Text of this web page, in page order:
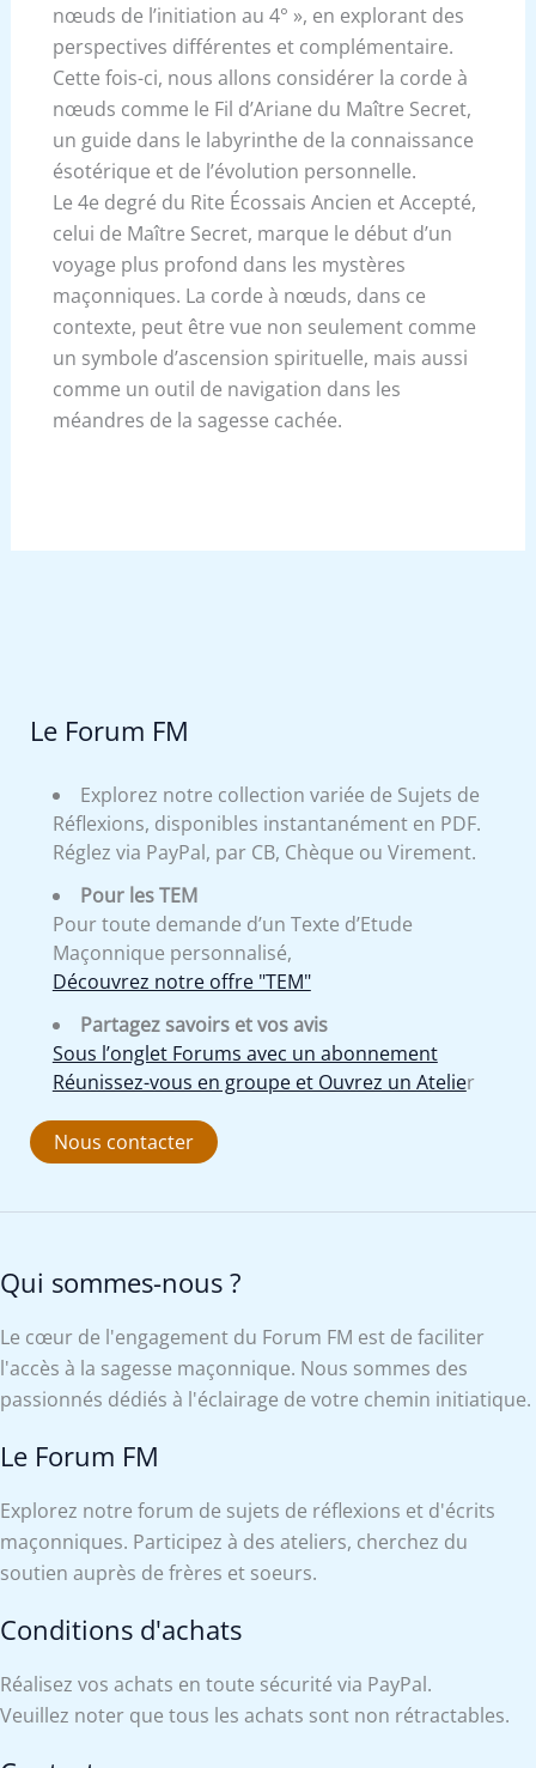
nœuds de l’initiation au 4° », en explorant des
perspectives différentes et complémentaire.
Cette fois-ci, nous allons considérer la corde à
nœuds comme le Fil d’Ariane du Maître Secret,
un guide dans le labyrinthe de la connaissance
ésotérique et de l’évolution personnelle.
Le 4e degré du Rite Écossais Ancien et Accepté,
celui de Maître Secret, marque le début d’un
voyage plus profond dans les mystères
maçonniques. La corde à nœuds, dans ce
contexte, peut être vue non seulement comme
un symbole d’ascension spirituelle, mais aussi
comme un outil de navigation dans les
méandres de la sagesse cachée.
Le Forum FM
Explorez notre collection variée de Sujets de
Réflexions, disponibles instantanément en PDF.
Réglez via PayPal, par CB, Chèque ou Virement.
Pour les TEM
Pour toute demande d’un Texte d’Etude
Maçonnique personnalisé,
Découvrez notre offre "TEM"
Partagez savoirs et vos avis
Sous l’onglet Forums avec un abonnement
Réunissez-vous en groupe et Ouvrez un Atelier
Nous contacter
Qui sommes-nous ?
Le cœur de l'engagement du Forum FM est de faciliter
l'accès à la sagesse maçonnique. Nous sommes des
passionnés dédiés à l'éclairage de votre chemin initiatique.
Le Forum FM
Explorez notre forum de sujets de réflexions et d'écrits
maçonniques. Participez à des ateliers, cherchez du
soutien auprès de frères et soeurs.
Conditions d'achats
Réalisez vos achats en toute sécurité via PayPal.
Veuillez noter que tous les achats sont non rétractables.